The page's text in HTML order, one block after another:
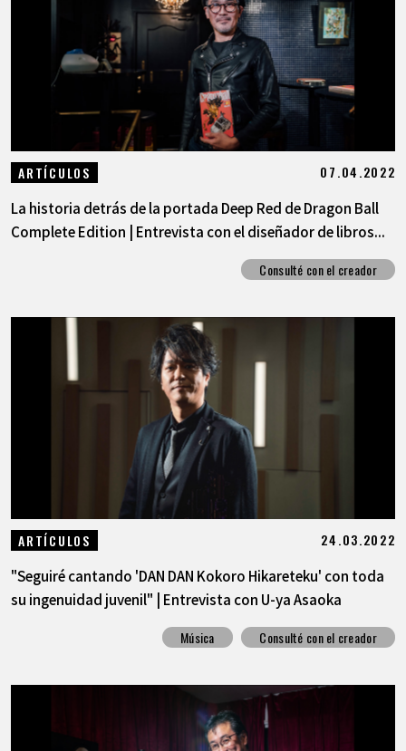
ARTÍCULOS 07.04.2022
La historia detrás de la portada Deep Red de Dragon Ball
Complete Edition | Entrevista con el diseñador de libros...
Consulté con el creador
ARTÍCULOS 24.03.2022
"Seguiré cantando 'DAN DAN Kokoro Hikareteku' con toda
su ingenuidad juvenil" | Entrevista con U-ya Asaoka
Música Consulté con el creador